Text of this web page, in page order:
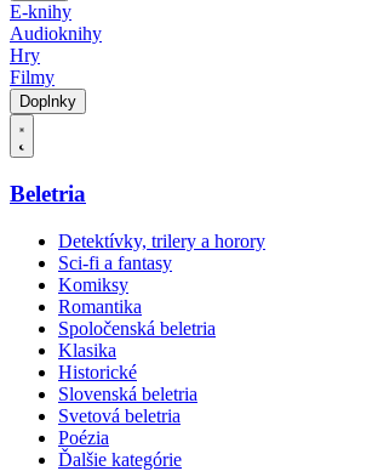
E-knihy
Audioknihy
Hry
Filmy
Doplnky
Beletria
Detektívky, trilery a horory
Sci-fi a fantasy
Komiksy
Romantika
Spoločenská beletria
Klasika
Historické
Slovenská beletria
Svetová beletria
Poézia
Ďalšie kategórie